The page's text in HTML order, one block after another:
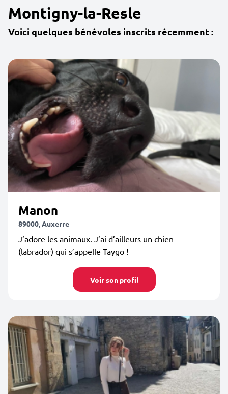
Montigny-la-Resle
Voici quelques bénévoles inscrits récemment :
Manon
89000, Auxerre
J’adore les animaux. J’ai d’ailleurs un chien
(labrador) qui s’appelle Taygo !
Voir son profil